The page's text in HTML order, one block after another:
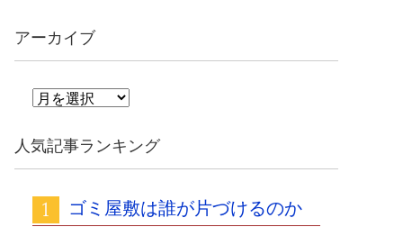
アーカイブ
ア
イ
ブ
人気記事ランキング
ゴミ屋敷は誰が片づけるのか